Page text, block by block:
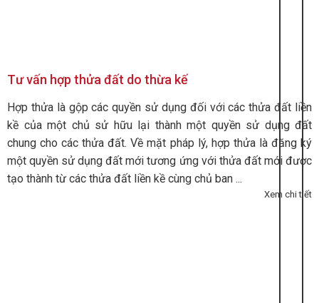
Tư vấn hợp thửa đất do thừa kế
Hợp thửa là gộp các quyền sử dụng đối với các thửa đất liền
kề của một chủ sử hữu lại thành một quyền sử dụng đất
chung cho các thửa đất. Về mặt pháp lý, hợp thửa là đăng ký
một quyền sử dụng đất mới tương ứng với thửa đất mới được
tạo thành từ các thửa đất liền kề cùng chủ ban ...
Xem chi tiết